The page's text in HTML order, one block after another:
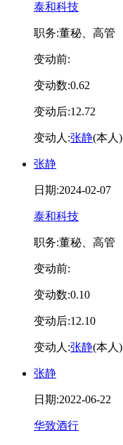
泰和科技
职务:董秘、高管
变动前:
变动数:0.62
变动后:12.72
变动人:张静(本人)
张静
日期:2024-02-07
泰和科技
职务:董秘、高管
变动前:
变动数:0.10
变动后:12.10
变动人:张静(本人)
张静
日期:2022-06-22
华致酒行